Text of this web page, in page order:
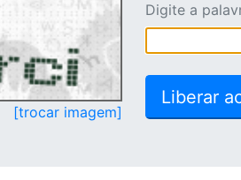
[trocar imagem]
Digite a